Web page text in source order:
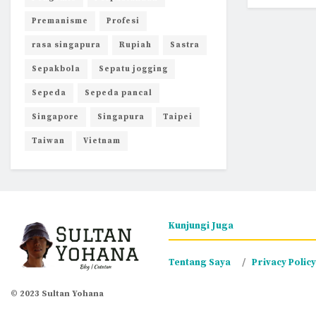
Premanisme Profesi
rasa singapura Rupiah Sastra
Sepakbola Sepatu jogging
Sepeda Sepeda pancal
Singapore Singapura Taipei
Taiwan Vietnam
© 2023 Sultan Yohana
Kunjungi Juga
Tentang Saya Privacy Policy